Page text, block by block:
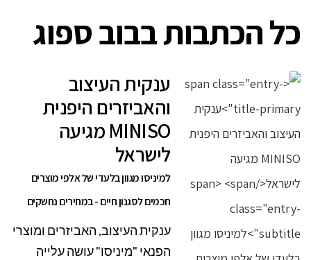
כל הכתבות בבוב ספוג
ענקית העיצוב
והאביזרים היפנית
MINISO מגיעה
לישראל
למיניסו מגוון בלעדי של אלפי מוצרים
חכמים לסגנון חיים - במחירים נחשקים
ענקית העיצוב, האביזרים ומוצרי
הפנאי "מיניסו" עושה עלייה